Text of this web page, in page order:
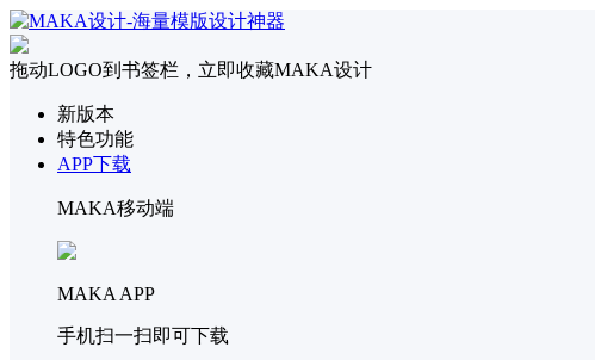
拖动LOGO到书签栏，立即收藏MAKA设计
新版本
特色功能
APP下载
MAKA移动端
MAKA APP
手机扫一扫即可下载